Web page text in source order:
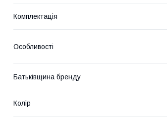
Комплектація
Особливості
Батьківщина бренду
Колір